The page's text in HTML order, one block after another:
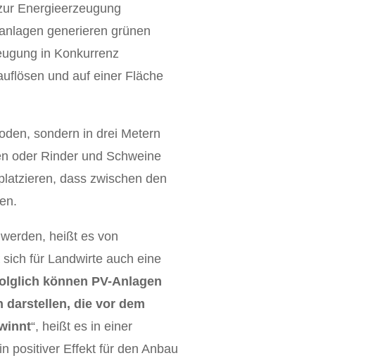
Energieerzeugung
generieren grünen
in Konkurrenz
und auf einer Fläche
sondern in drei Metern
oder Rinder und Schweine
dass zwischen den
heißt es von
für Landwirte auch eine
können PV-Anlagen
darstellen, die vor dem
“, heißt es in einer
positiver Effekt für den Anbau